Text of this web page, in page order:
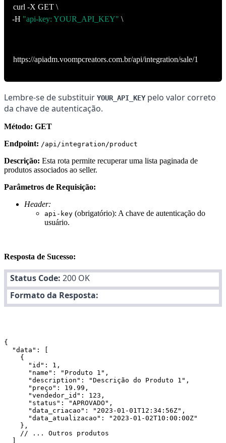
curl -X GET \
-H "api-key: YOUR_API_KEY" \
https://apiadm.voompcreators.com.br/api/integration/sale/1
Lembre-se de substituir YOUR_API_KEYpelo valor correto
da chave de autenticação.
Método: GET
Endpoint: /api/integration/product
Descrição: Esta rota permite recuperar uma lista paginada de
produtos associados ao seller.
Parâmetros de Requisição:
Header:
api-key (obrigatório): A chave de autenticação do
usuário.
Resposta de Sucesso:
Status Code: 200 OK
Formato da Resposta:
{
  "data": [
    {
      "id": 1,
      "name": "Produto 1",
      "description": "Descrição do Produto 1",
      "preço": 19.99,
      "vendedor_id": 123,
      "status": "APROVADO",
      "data_criacao": "2023-01-01T12:34:56Z",
      "data_atualizacao": "2023-01-02T10:00:00Z"
    },
    // ... Outros produtos